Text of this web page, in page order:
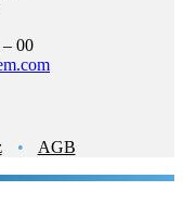
00
• AGB